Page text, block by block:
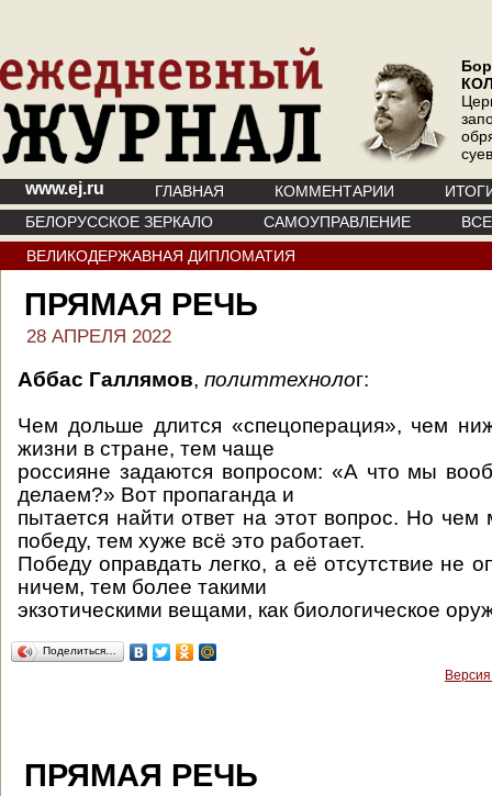
www.ej.ru ГЛАВНАЯ КОММЕНТАРИИ
БЕЛОРУССКОЕ ЗЕРКАЛО
САМОУПРАВЛЕНИЕ
ВЕЛИКОДЕРЖАВНАЯ ДИПЛОМАТИЯ
ПРЯМАЯ РЕЧЬ
28 АПРЕЛЯ 2022
Аббас Галлямов, политтехнолог:
Чем дольше длится «спецоперация», чем
жизни в стране, тем чаще
россияне задаются вопросом: «А что мы
делаем?» Вот пропаганда и
пытается найти ответ на этот вопрос. Но
победу, тем хуже всё это работает.
Победу оправдать легко, а её отсутствие не
ничем, тем более такими
экзотическими вещами, как биологическое
Поделиться…
ПРЯМАЯ РЕЧЬ